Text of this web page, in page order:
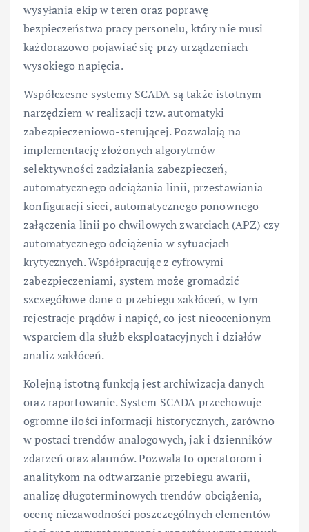
wysyłania ekip w teren oraz poprawę
bezpieczeństwa pracy personelu, który nie musi
każdorazowo pojawiać się przy urządzeniach
wysokiego napięcia.
Współczesne systemy SCADA są także istotnym
narzędziem w realizacji tzw. automatyki
zabezpieczeniowo-sterującej. Pozwalają na
implementację złożonych algorytmów
selektywności zadziałania zabezpieczeń,
automatycznego odciążania linii, przestawiania
konfiguracji sieci, automatycznego ponownego
załączenia linii po chwilowych zwarciach (APZ) czy
automatycznego odciążenia w sytuacjach
krytycznych. Współpracując z cyfrowymi
zabezpieczeniami, system może gromadzić
szczegółowe dane o przebiegu zakłóceń, w tym
rejestracje prądów i napięć, co jest nieocenionym
wsparciem dla służb eksploatacyjnych i działów
analiz zakłóceń.
Kolejną istotną funkcją jest archiwizacja danych
oraz raportowanie. System SCADA przechowuje
ogromne ilości informacji historycznych, zarówno
w postaci trendów analogowych, jak i dzienników
zdarzeń oraz alarmów. Pozwala to operatorom i
analitykom na odtwarzanie przebiegu awarii,
analizę długoterminowych trendów obciążenia,
ocenę niezawodności poszczególnych elementów